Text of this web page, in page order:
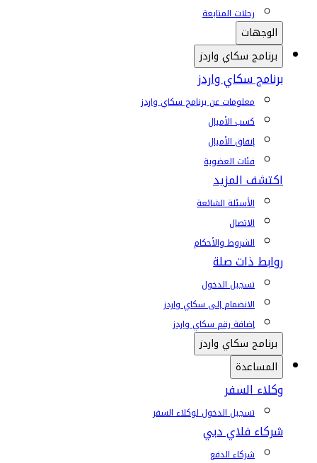
رحلات المتابعة
الوجهات
برنامج سكاي واردز
برنامج سكاي واردز
معلومات عن برنامج سكاي واردز
كسب الأميال
إنفاق الأميال
فئات العضوية
اكتشف المزيد
الأسئلة الشائعة
الاتصال
الشروط والأحكام
روابط ذات صلة
تسجيل الدخول
الانضمام إلى سكاي واردز
إضافة رقم سكاي واردز
برنامج سكاي واردز
المساعدة
وكلاء السفر
تسجيل الدخول لوكلاء السفر
شركاء فلاي دبي
شركاء الدفع